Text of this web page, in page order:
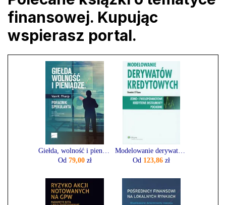
finansowej. Kupując
wspierasz portal.
Giełda, wolność i pieniądze. Poradnik spekulanta
Od 79,00zł
Modelowanie derywatów kredytowych
Od 123,86 zł